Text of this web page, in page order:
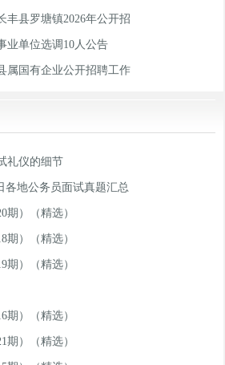
丰县罗塘镇2026年公开招
业单位选调10人公告
属国有企业公开招聘工作
礼仪的细节
各地公务员面试真题汇总
期）（精选）
期）（精选）
期）（精选）
期）（精选）
期）（精选）